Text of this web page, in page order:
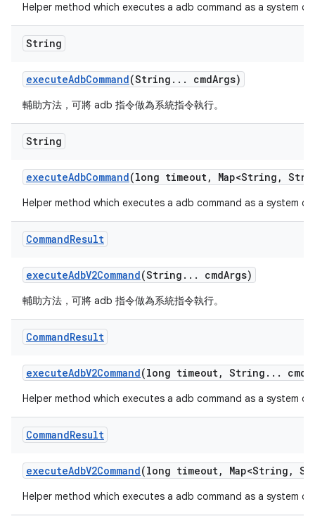
Helper method which executes a adb command as a system
String
executeAdbCommand(String . . . cmdArgs)
輔助方法，可將 adb 指令做為系統指令執行。
String
executeAdbCommand(long timeout, Map<String ,
Helper method which executes a adb command as a system
CommandResult
executeAdbV2Command(String . . . cmdArgs)
輔助方法，可將 adb 指令做為系統指令執行。
CommandResult
executeAdbV2Command(long timeout, String . . . cmd
Helper method which executes a adb command as a system
CommandResult
executeAdbV2Command(long timeout, Map<String ,
Helper method which executes a adb command as a system